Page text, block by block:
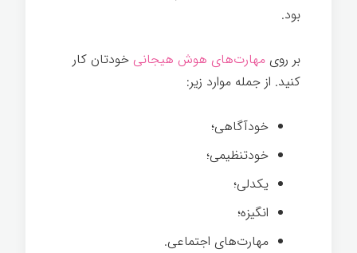
بود.
بر روی مهارت‌های هوش هیجانی خودتان کار
کنيد. از جمله موارد زیر:
خودآگاهی؛
خودتنظیمی؛
یکدلی؛
انگیزه؛
مهارت‌های اجتماعی.